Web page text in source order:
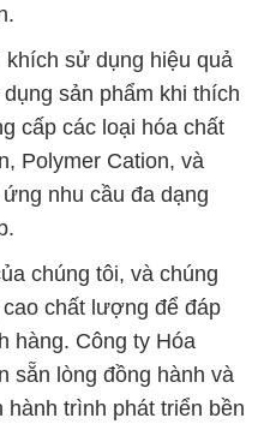
sử dụng hiệu quả
sản phẩm khi thích
cấp các loại hóa chất
Polymer Cation, và
nhu cầu đa dạng
chúng tôi, và chúng
chất lượng để đáp
hàng. Công ty Hóa
sẵn lòng đồng hành và
trình phát triển bền